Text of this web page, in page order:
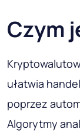
Czym
ułatwia
poprzez
Algorytmy